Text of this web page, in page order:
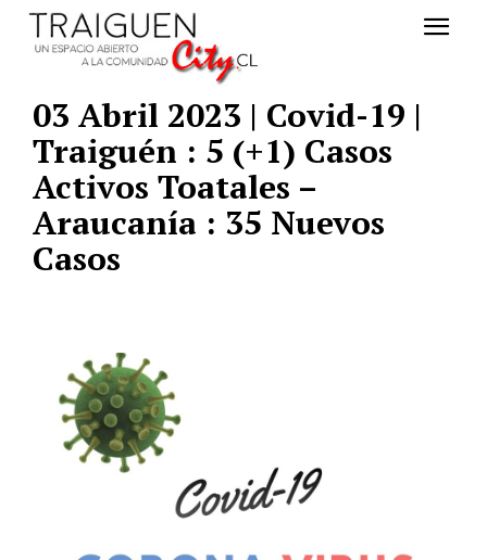
03 Abril 2023 | Covid-19 |
Traiguén : 5 (+1) Casos
Activos Toatales –
Araucanía : 35 Nuevos
Casos